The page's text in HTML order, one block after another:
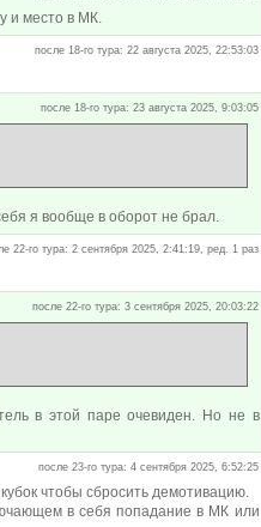
и место в МК.
после 18-го тура: 22 августа 2025, 22:53:03
после 18-го тура: 23 августа 2025, 9:03:05
я вообще в оборот не брал.
22-го тура: 2 сентября 2025, 2:41:19, ред. 1 раз
после 22-го тура: 3 сентября 2025, 20:03:22
в этой паре очевиден. Но не в
после 23-го тура: 4 сентября 2025, 6:52:25
чтобы сбросить демотивацию.
в себя попадание в МК или